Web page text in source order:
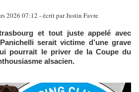
2026 07:12 - écrit parJustin Favre
et tout juste appelé avec
serait victime d’une grave
pourrait le priver de la Coupe du
alsacien.